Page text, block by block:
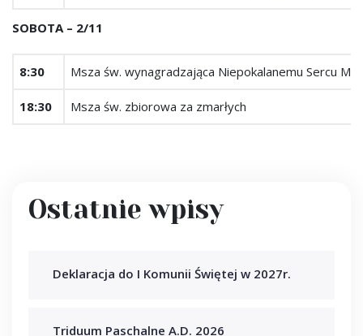
SOBOTA – 2/11
8:30 Msza św. wynagradzająca Niepokalanemu Sercu
18:30 Msza św. zbiorowa za zmarłych
Ostatnie wpisy
Deklaracja do I Komunii Świętej w 2027r.
Triduum Paschalne A.D. 2026